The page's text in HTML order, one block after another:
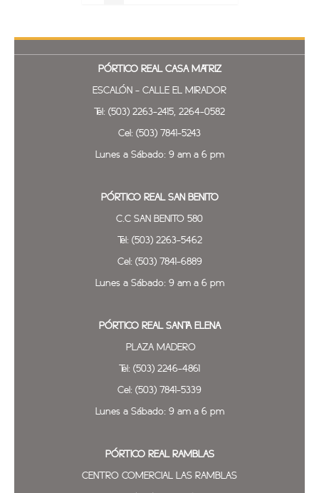
PÓRTICO REAL CASA MATRIZ
ESCALÓN - CALLE EL MIRADOR
Tel: (503) 2263-2415, 2264-0582
Cel: (503) 7841-5243
Lunes a Sábado: 9 am a 6 pm
PÓRTICO REAL SAN BENITO
C.C SAN BENITO 580
Tel: (503) 2263-5462
Cel: (503) 7841-6889
Lunes a Sábado: 9 am a 6 pm
PÓRTICO REAL SANTA ELENA
PLAZA MADERO
Tel: (503) 2246-4861
Cel: (503) 7841-5339
Lunes a Sábado: 9 am a 6 pm
PÓRTICO REAL RAMBLAS
CENTRO COMERCIAL LAS RAMBLAS